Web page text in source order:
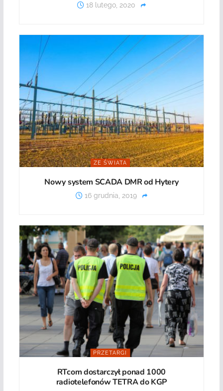
18 lutego, 2020
ZE ŚWIATA
Nowy system SCADA DMR od Hytery
16 grudnia, 2019
PRZETARGI
RTcom dostarczył ponad 1000
radiotelefonów TETRA do KGP